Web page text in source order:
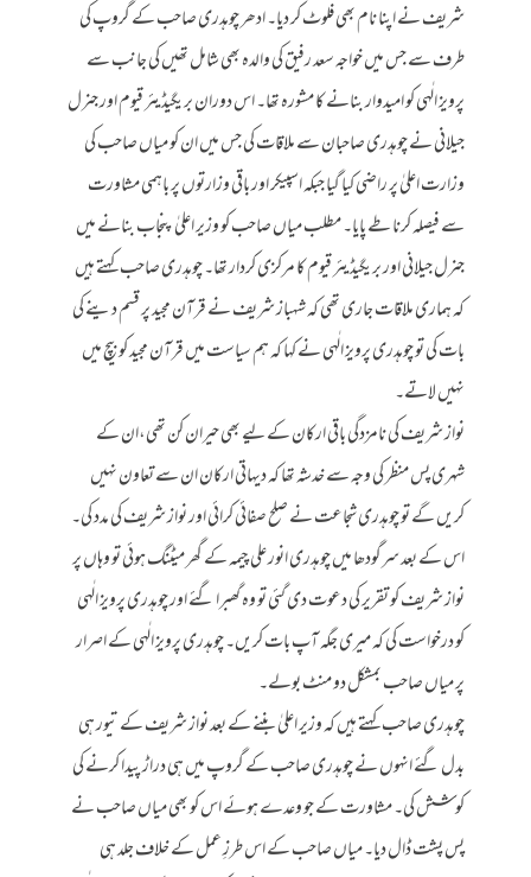
شریف نے اپنا نام بھی فلوٹ کر دیا۔ ادھر چوہدری صاحب کے گروپ کی
طرف سے جس میں خواجہ سعد رفیق کی والدہ بھی شامل تھیں کی جانب سے
پرویز الٰہی کو امیدوار بنانے کا مشورہ تھا۔ اس دوران بریگیڈیئر قیوم اور جنرل
جیلانی نے چوہدری صاحبان سے ملاقات کی جس میں ان کو میاں صاحب کی
وزارت اعلیٰ پر راضی کیا گیا جبکہ اسپیکر اور باقی وزارتوں پر باہمی مشاورت
سے فیصلہ کرنا طے پایا۔ مطلب میاں صاحب کو وزیر اعلیٰ پنجاب بنانے میں
جنرل جیلانی اور بریگیڈیئر قیوم کا مرکزی کردار تھا۔ چوہدری صاحب کہتے ہیں
کہ ہماری ملاقات جاری تھی کہ شہباز شریف نے قرآن مجید پر قسم دینے کی
بات کی تو چوہدری پرویز الٰہی نے کہا کہ ہم سیاست میں قرآن مجید کو بیچ میں
نہیں لاتے۔
نواز شریف کی نامزدگی باقی ارکان کے لیے بھی حیران کن تھی،ان کے
شہری پس منظر کی وجہ سے خدشہ تھا کہ دیہاتی ارکان ان سے تعاون نہیں
کریں گے تو چوہدری شجاعت نے صلح صفائی کرائی اور نواز شریف کی مدد کی۔
اس کے بعد سرگودھا میں چوہدری انور علی چیمہ کے گھر میٹنگ ہوئی تو وہاں پر
نواز شریف کو تقریر کی دعوت دی گئی تو وہ گھبرا گئے اور چوہدری پرویز الٰہی
کو درخواست کی کہ میری جگہ آپ بات کریں۔ چوہدری پرویز الٰہی کے اصرار
پر میاں صاحب بمشکل دو منٹ بولے۔
چوہدری صاحب کہتے ہیں کہ وزیر اعلیٰ بننے کے بعد نواز شریف کے تیور ہی
بدل گئے انہوں نے چوہدری صاحب کے گروپ میں ہی دراڑ پیدا کرنے کی
کوشش کی۔ مشاورت کے جو وعدے ہوئے اس کو بھی میاں صاحب نے
پس پشت ڈال دیا۔ میاں صاحب کے اس طرزِ عمل کے خلاف جلد ہی